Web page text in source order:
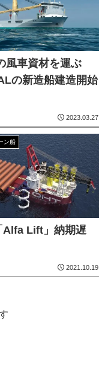
風車資材を運ぶ
の新造船建造開始
2023.03.27
ン船
Alfa Lift」納期遅
2021.10.19